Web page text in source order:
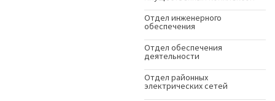
Отдел инженерного
обеспечения
Отдел обеспечения
деятельности
Отдел районных
электрических сетей